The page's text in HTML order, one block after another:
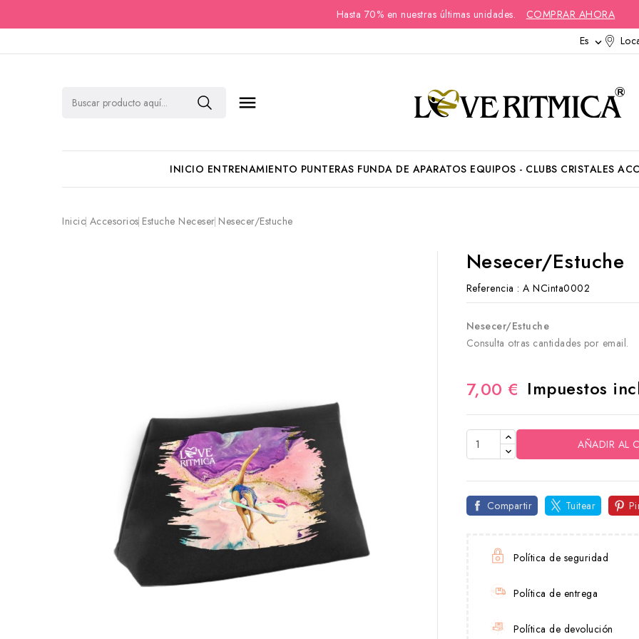
Hasta 70% en nuestras últimas unidades.
COMPRAR AHORA
Es 

INICIO ENTRENAMIENTO PUNTERAS FUNDA DE APARATOS EQUIPOS - CLUBS CRISTALES
Inicio Accesorios Estuche Neceser Nesecer/Estuche
Nesecer/Estuche
Referencia : A NCinta0002
Nesecer/Estuche
Consulta otras cantidades por email.
7,00 € Impuestos
AÑADIR AL
Compartir Tuitear
Política de seguridad
Política de entrega
Política de devolución